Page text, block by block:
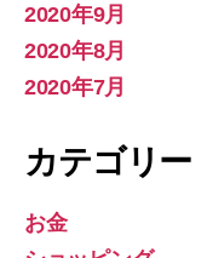
2020年9月
2020年8月
2020年7月
カテゴリー
お金